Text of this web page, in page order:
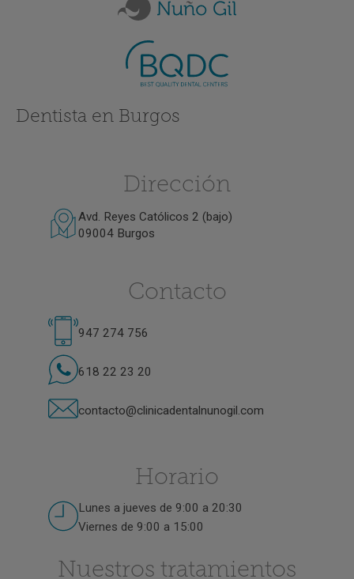
Dentista en Burgos
Dirección
Avd. Reyes Católicos 2 (bajo)
09004 Burgos
Contacto
947 274 756
618 22 23 20
contacto@clinicadentalnunogil.com
Horario
Lunes a jueves de 9:00 a 20:30
Viernes de 9:00 a 15:00
Nuestros tratamientos